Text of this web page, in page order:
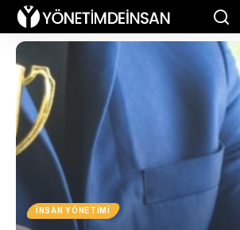
İNSAN YÖNETIMI